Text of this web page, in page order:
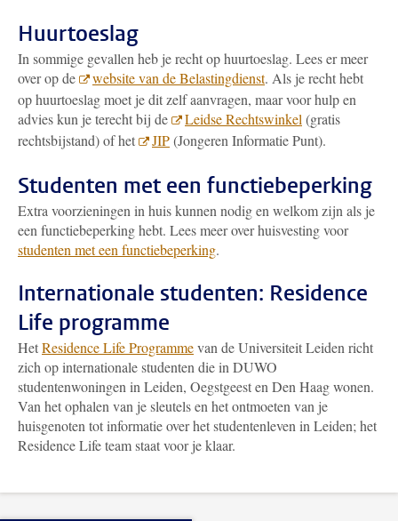
Huurtoeslag
In sommige gevallen heb je recht op huurtoeslag. Lees er meer
over op de
website van de Belastingdienst. Als je recht hebt
op huurtoeslag moet je dit zelf aanvragen, maar voor hulp en
advies kun je terecht bij de
Leidse Rechtswinkel (gratis
rechtsbijstand) of het
JIP(Jongeren Informatie Punt).
Studenten met een functiebeperking
Extra voorzieningen in huis kunnen nodig en welkom zijn als je
een functiebeperking hebt. Lees meer over huisvesting voor
studenten met een functiebeperking.
Internationale studenten: Residence
Life programme
HetResidence Life Programmevan de Universiteit Leiden richt
zich op internationale studenten die in DUWO
studentenwoningen in Leiden, Oegstgeest en Den Haag wonen.
Van het ophalen van je sleutels en het ontmoeten van je
huisgenoten tot informatie over het studentenleven in Leiden; het
Residence Life team staat voor je klaar.